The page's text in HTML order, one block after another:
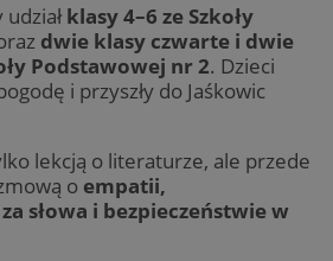
klasy 4–6 ze Szkoły
dwie klasy czwarte i dwie
Podstawowej nr 2. Dzieci
i przyszły do Jaśkowic
lekcją o literaturze, ale przede
o empatii,
słowa i bezpieczeństwie w